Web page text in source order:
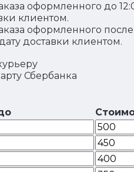
оформленного до
клиентом.
оформленного
доставки клиентом.
Сбербанка